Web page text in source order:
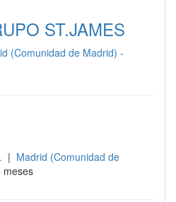
ST.JAMES
(Comunidad de Madrid) -
| Madrid (Comunidad de
meses